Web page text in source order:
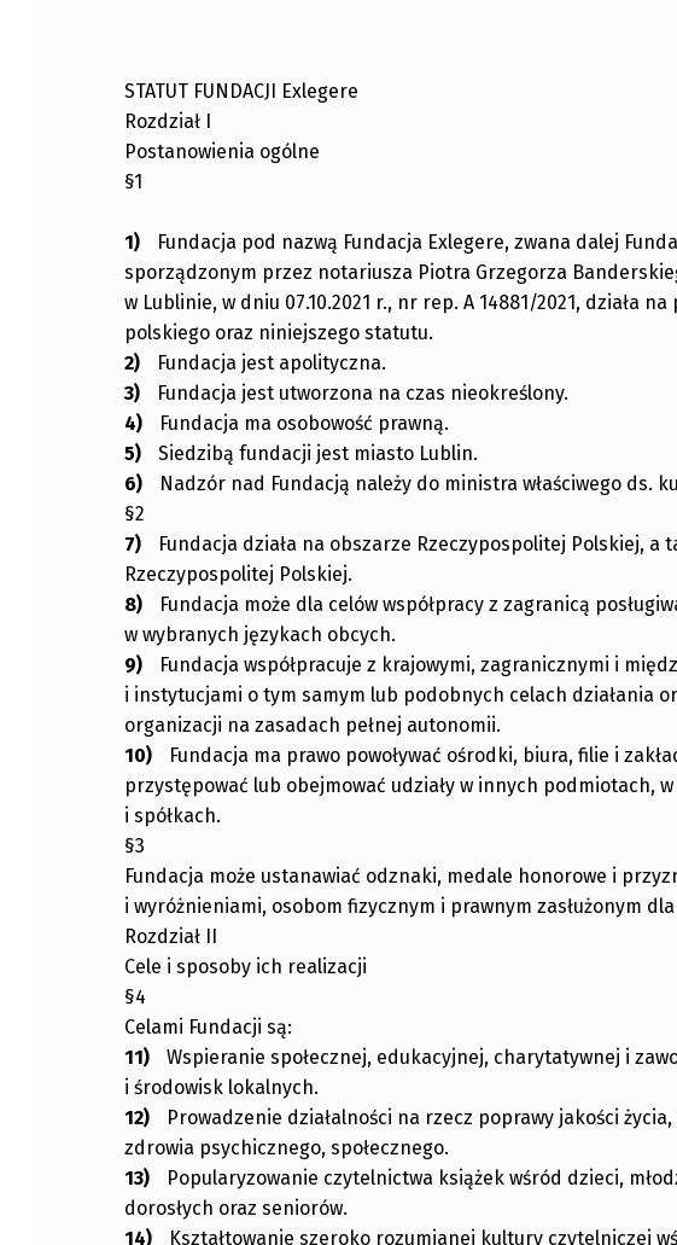
STATUT FUNDACJI Exlegere
Rozdział I
Postanowienia ogólne
§1
Fundacja pod nazwą Fundacja Exlegere, zwana dalej
sporządzonym przez notariusza Piotra Grzegorza
w Lublinie, w dniu 07.10.2021 r., nr rep. A 14881/2021, działa
polskiego oraz niniejszego statutu.
Fundacja jest apolityczna.
Fundacja jest utworzona na czas nieokreślony.
Fundacja ma osobowość prawną.
Siedzibą fundacji jest miasto Lublin.
Nadzór nad Fundacją należy do ministra właściwego ds.
§2
Fundacja działa na obszarze Rzeczypospolitej Polskiej, a
Rzeczypospolitej Polskiej.
Fundacja może dla celów współpracy z zagranicą
w wybranych językach obcych.
Fundacja współpracuje z krajowymi, zagranicznymi i
i instytucjami o tym samym lub podobnych celach działania
organizacji na zasadach pełnej autonomii.
Fundacja ma prawo powoływać ośrodki, biura, filie i
przystępować lub obejmować udziały w innych podmiotach,
i spółkach.
§3
Fundacja może ustanawiać odznaki, medale honorowe i
i wyróżnieniami, osobom fizycznym i prawnym zasłużonym
Rozdział II
Cele i sposoby ich realizacji
§4
Celami Fundacji są:
Wspieranie społecznej, edukacyjnej, charytatywnej i
i środowisk lokalnych.
Prowadzenie działalności na rzecz poprawy jakości
zdrowia psychicznego, społecznego.
Popularyzowanie czytelnictwa książek wśród dzieci,
dorosłych oraz seniorów.
Kształtowanie szeroko rozumianej kultury czytelniczej